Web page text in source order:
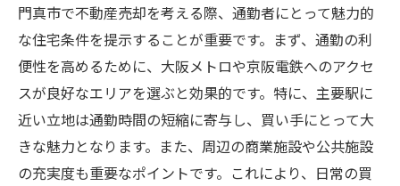
門真市で不動産売却を考える際、通勤者にとって魅力的
な住宅条件を提示することが重要です。まず、通勤の利
便性を高めるために、大阪メトロや京阪電鉄へのアクセ
スが良好なエリアを選ぶと効果的です。特に、主要駅に
近い立地は通勤時間の短縮に寄与し、買い手にとって大
きな魅力となります。また、周辺の商業施設や公共施設
の充実度も重要なポイントです。これにより、日常の買